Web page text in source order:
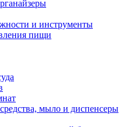
и инструменты
пищи
мыло и диспенсеры